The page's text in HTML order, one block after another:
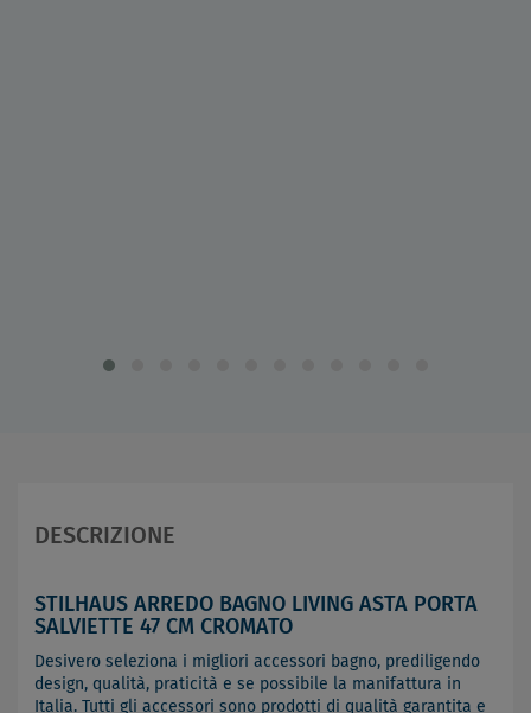
DESCRIZIONE
STILHAUS ARREDO BAGNO LIVING ASTA PORTA
SALVIETTE 47 CM CROMATO
Desivero seleziona i migliori accessori bagno, prediligendo
design, qualità, praticità e se possibile la manifattura in
Italia. Tutti gli accessori sono prodotti di qualità garantita e